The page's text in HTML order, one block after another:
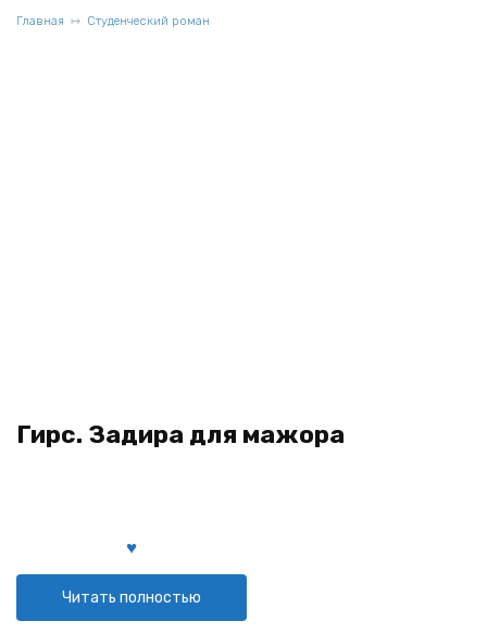
Главная Студенческий роман
Гирс. Задира для мажора
Читать полностью